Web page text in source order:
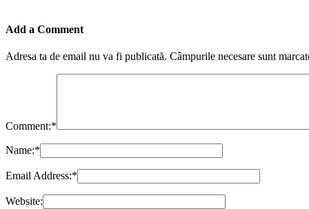
Add a Comment
Adresa ta de email nu va fi publicată. Câmpurile necesare sunt
Comment:*
Name:*
Email Address:*
Website: